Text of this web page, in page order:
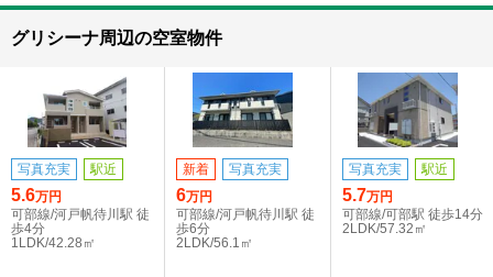
グリシーナ周辺の空室物件
写真充実 駅近
5.6万円
可部線/河戸帆待川駅 徒
歩4分
1LDK/42.28㎡
新着 写真充実
6万円
可部線/河戸帆待川駅 徒
歩6分
2LDK/56.1㎡
写真充実 駅近
5.7万円
可部線/可部駅 徒歩14分
2LDK/57.32㎡